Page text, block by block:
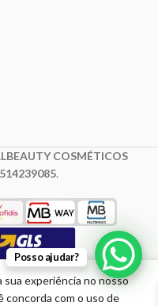
COSMÉTICOS
.
sua experiência no nosso
concorda com o uso de
4,00€3,00€
Posso ajudar?